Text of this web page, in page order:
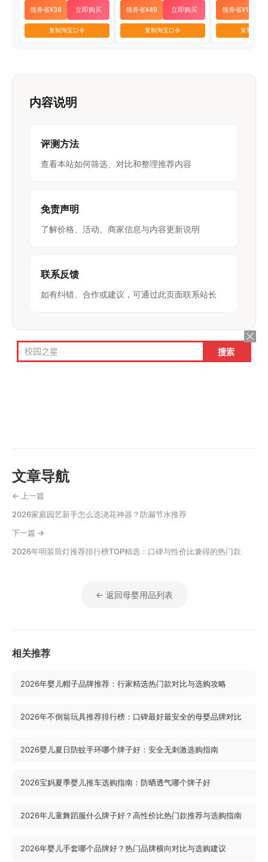
领券省¥38 立即购买
复制淘宝口令
领券省¥49 立即购买
复制淘宝口令
领券省¥12
复制淘宝
内容说明
评测方法
查看本站如何筛选、对比和整理推荐内容
免责声明
了解价格、活动、商家信息与内容更新说明
联系反馈
如有纠错、合作或建议，可通过此页面联系站长
文章导航
← 上一篇
2026家庭园艺新手怎么选浇花神器？防漏节水推荐
下一篇 →
2026年明装筒灯推荐排行榜TOP精选：口碑与性价比兼得的热门款
← 返回母婴用品列表
相关推荐
2026年婴儿帽子品牌推荐：行家精选热门款对比与选购攻略
2026年不倒翁玩具推荐排行榜：口碑最好最安全的母婴品牌对比
2026婴儿夏日防蚊手环哪个牌子好：安全无刺激选购指南
2026宝妈夏季婴儿推车选购指南：防晒透气哪个牌子好
2026年儿童舞蹈服什么牌子好？高性价比热门款推荐与选购指南
2026年婴儿手套哪个品牌好？热门品牌横向对比与选购建议